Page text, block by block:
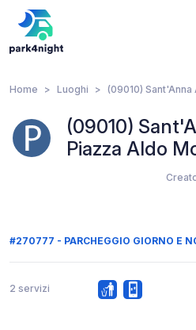
Home Luoghi (09010)
(09010)
Piazza Aldo
#270777 - PARCHEGGIO GIORNO E
2 servizi